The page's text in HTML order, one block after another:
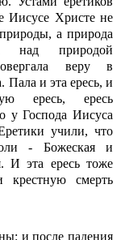
Иисусе Христе не
а природа
над природой
веру в
Пала и эта ересь, и
ересь, ересь
у Господа Иисуса
учили, что
- Божеская и
И эта ересь тоже
смерть
и после падения